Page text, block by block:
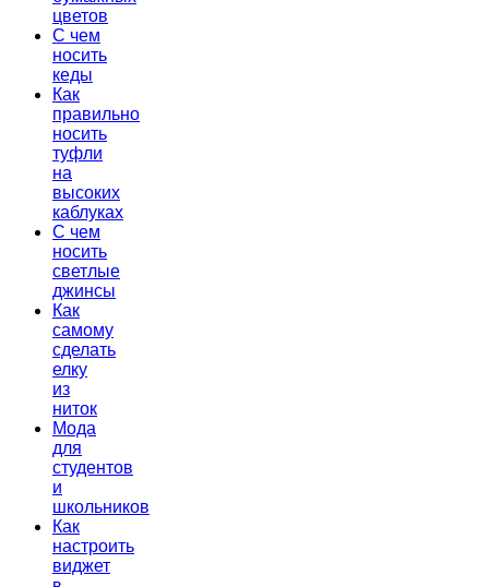
цветов
С чем
носить
кеды
Как
правильно
носить
туфли
на
высоких
каблуках
С чем
носить
светлые
джинсы
Как
самому
сделать
елку
из
ниток
Мода
для
студентов
и
школьников
Как
настроить
виджет